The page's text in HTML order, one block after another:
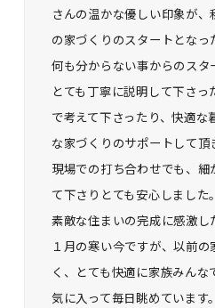
さんの温かな優しい印象が
の家づくりのスタートとなっ
何も分からない事からのス
とても丁寧に説明して下さ
で考えて下さったり、快適
な家づくりのサポートして頂
現場での打ち合わせでも、
て下さりとても安心しました。
素敵な住まいの完成に感激し
１月の寒い今ですが、以前
く、とても快適に家族みんな
気に入って毎日眺めています。